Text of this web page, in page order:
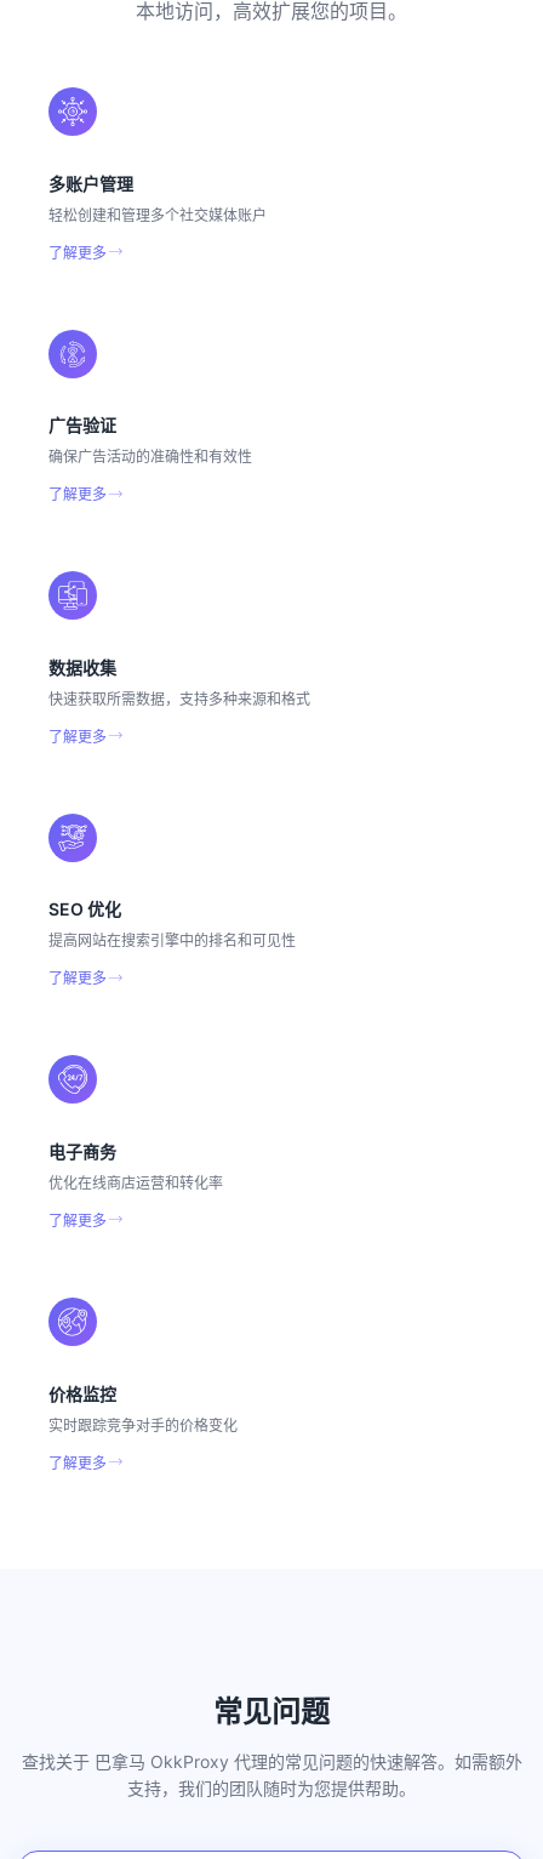
本地访问，高效扩展您的项目。
多账户管理
轻松创建和管理多个社交媒体账户
了解更多
广告验证
确保广告活动的准确性和有效性
了解更多
数据收集
快速获取所需数据，支持多种来源和格式
了解更多
SEO 优化
提高网站在搜索引擎中的排名和可见性
了解更多
电子商务
优化在线商店运营和转化率
了解更多
价格监控
实时跟踪竞争对手的价格变化
了解更多
常见问题
查找关于 巴拿马 OkkProxy 代理的常见问题的快速解答。如需额外
支持，我们的团队随时为您提供帮助。